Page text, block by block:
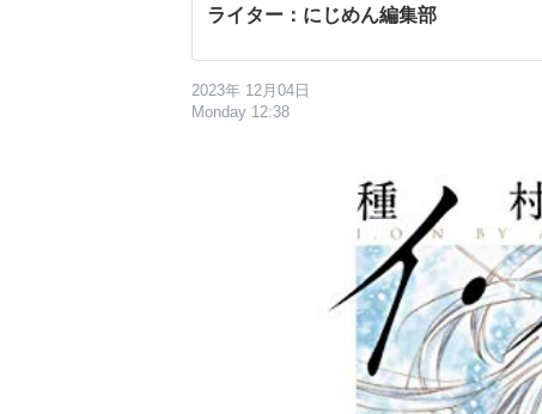
ライター：にじめん編集部
2023年 12月04日
Monday 12:38